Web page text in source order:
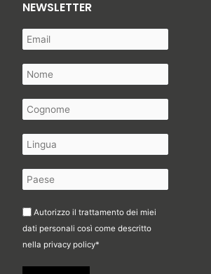
NEWSLETTER
Autorizzo il trattamento dei miei
dati personali così come descritto
nella privacy policy*